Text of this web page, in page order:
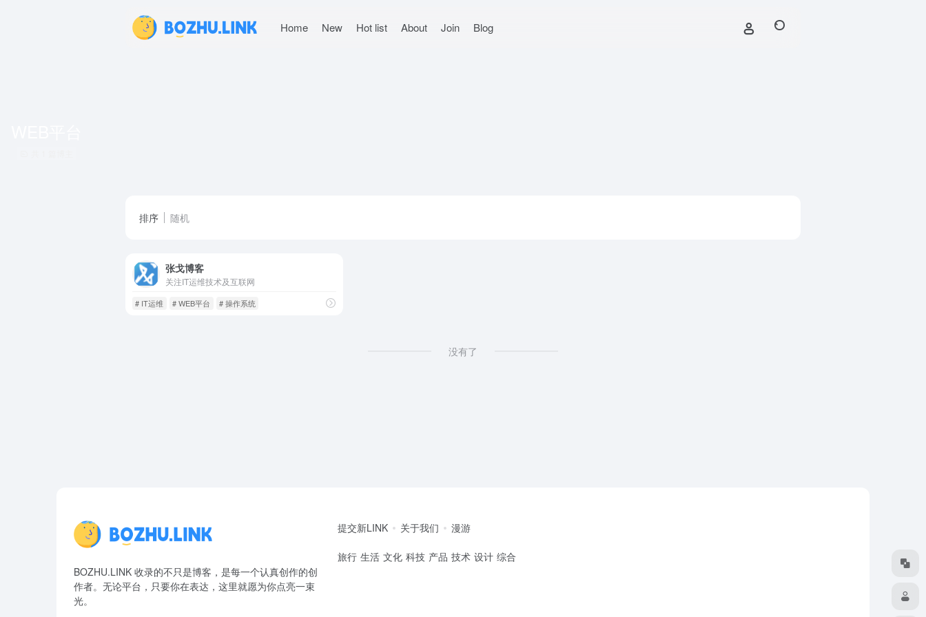
Home New Hot list About Join Blog
排序 随机
张戈博客
关注IT运维技术及互联网
# IT运维 # WEB平台 # 操作系统
没有了
BOZHU.LINK 收录的不只是博客，是每一个认真创作的创
作者。无论平台，只要你在表达，这里就愿为你点亮一束
光。
提交新LINK 关于我们 漫游
旅行 生活 文化 科技 产品 技术 设计 综合